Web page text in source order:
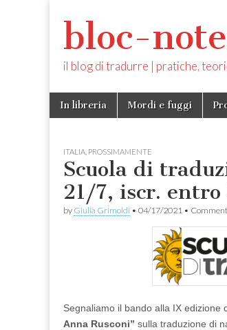
bloc-
il blog di tradurre | pratiche,
Main
menu
Skip
In libreria Mordi e fuggi
ITALIA PROSSIMAMENTE
Scuola di
21/7, iscr.
by Giulia Grimoldi • 04/17/2021 •
Segnaliamo il bando alla IX edizione
Anna Rusconi” sulla traduzione di